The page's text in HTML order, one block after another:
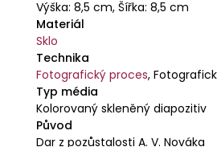
Výška: 8,5 cm, Šířka: 8,5 cm
Materiál
Sklo
Technika
Fotografický proces,
Typ média
Kolorovaný skleněný diapozitiv
Původ
Dar z pozůstalosti A. V. Nováka